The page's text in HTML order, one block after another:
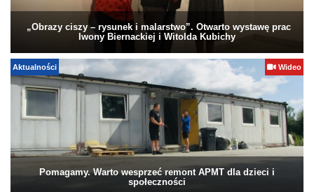
„Obrazy ciszy – rysunek i malarstwo”. Otwarto wystawę prac
Iwony Biernackiej i Witolda Kubichy
Aktualności Wideo
Pomagamy. Warto wesprzeć remont APMT dla dzieci i
społeczności